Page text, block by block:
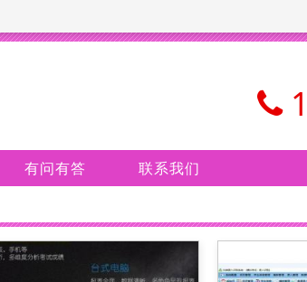
有问有答 联系我们